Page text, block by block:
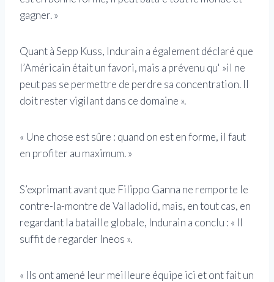
gagner. »
Quant à Sepp Kuss, Indurain a également déclaré que
l’Américain était un favori, mais a prévenu qu' »il ne
peut pas se permettre de perdre sa concentration. Il
doit rester vigilant dans ce domaine ».
« Une chose est sûre : quand on est en forme, il faut
en profiter au maximum. »
S’exprimant avant que Filippo Ganna ne remporte le
contre-la-montre de Valladolid, mais, en tout cas, en
regardant la bataille globale, Indurain a conclu : « Il
suffit de regarder Ineos ».
« Ils ont amené leur meilleure équipe ici et ont fait un